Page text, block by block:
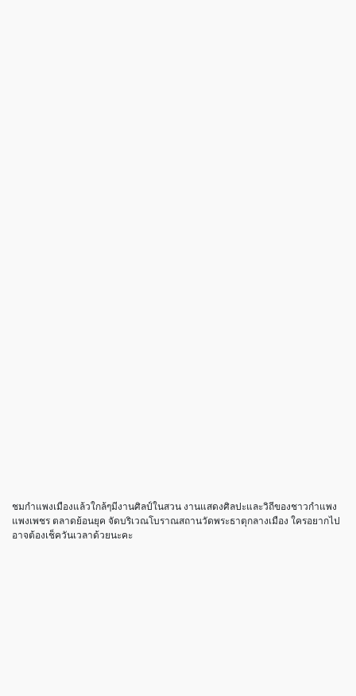
ชมกำแพงเมืองแล้วใกล้ๆมีงานศิลป์ในสวน งานแสดงศิลปะและวิถีของชาวกำแพง
แพงเพชร ตลาดย้อนยุค จัดบริเวณโบราณสถานวัดพระธาตุกลางเมือง ใครอยากไป
อาจต้องเช็ควันเวลาด้วยนะคะ